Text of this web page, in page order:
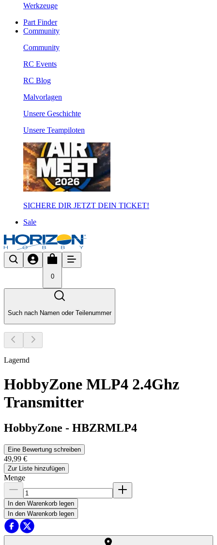
Werkzeuge
Part Finder
Community
Community
RC Events
RC Blog
Malvorlagen
Unsere Geschichte
Unsere Teampiloten
SICHERE DIR JETZT DEIN TICKET!
Sale
0
Such nach Namen oder Teilenummer
Lagernd
HobbyZone MLP4 2.4Ghz
Transmitter
HobbyZone - HBZRMLP4
Eine Bewertung schreiben
49,99 €
Zur Liste hinzufügen
Menge
In den Warenkorb legen
In den Warenkorb legen